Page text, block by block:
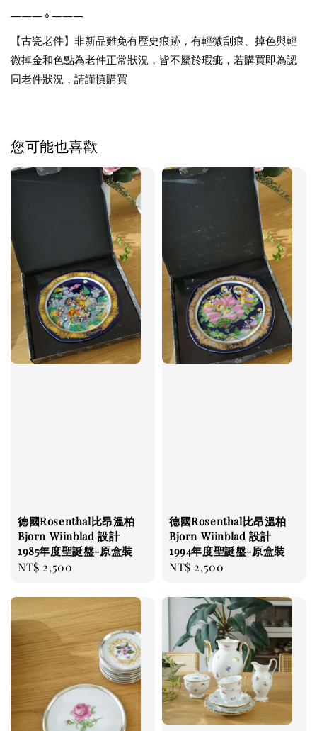
———✧———
【古瓷老件】非新品難免有歷史痕跡，有輕微刮痕、掉色與輕
微掉金和色點為老件正常狀況，皆不屬於瑕疵，若購買即為認
同老件狀況，請謹慎購買
您可能也喜歡
德國Rosenthal比昂溫柏
Bjorn Wiinblad 設計
1985年度聖誕盤-原盒裝
Regular
NT$ 2,500
德國Rosenthal比昂溫柏
Bjorn Wiinblad 設計
1994年度聖誕盤-原盒裝
Regular
NT$ 2,500